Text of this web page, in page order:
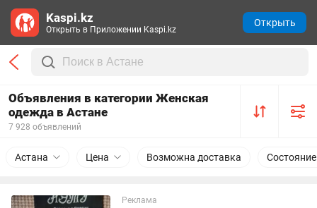
Объявления в категории Женская
одежда в Астане
7 928 объявлений
Астана Цена Возможна доставка Состояние
Реклама
Kaspi.kz
Открыть в Приложении Kaspi.kz
Открыть